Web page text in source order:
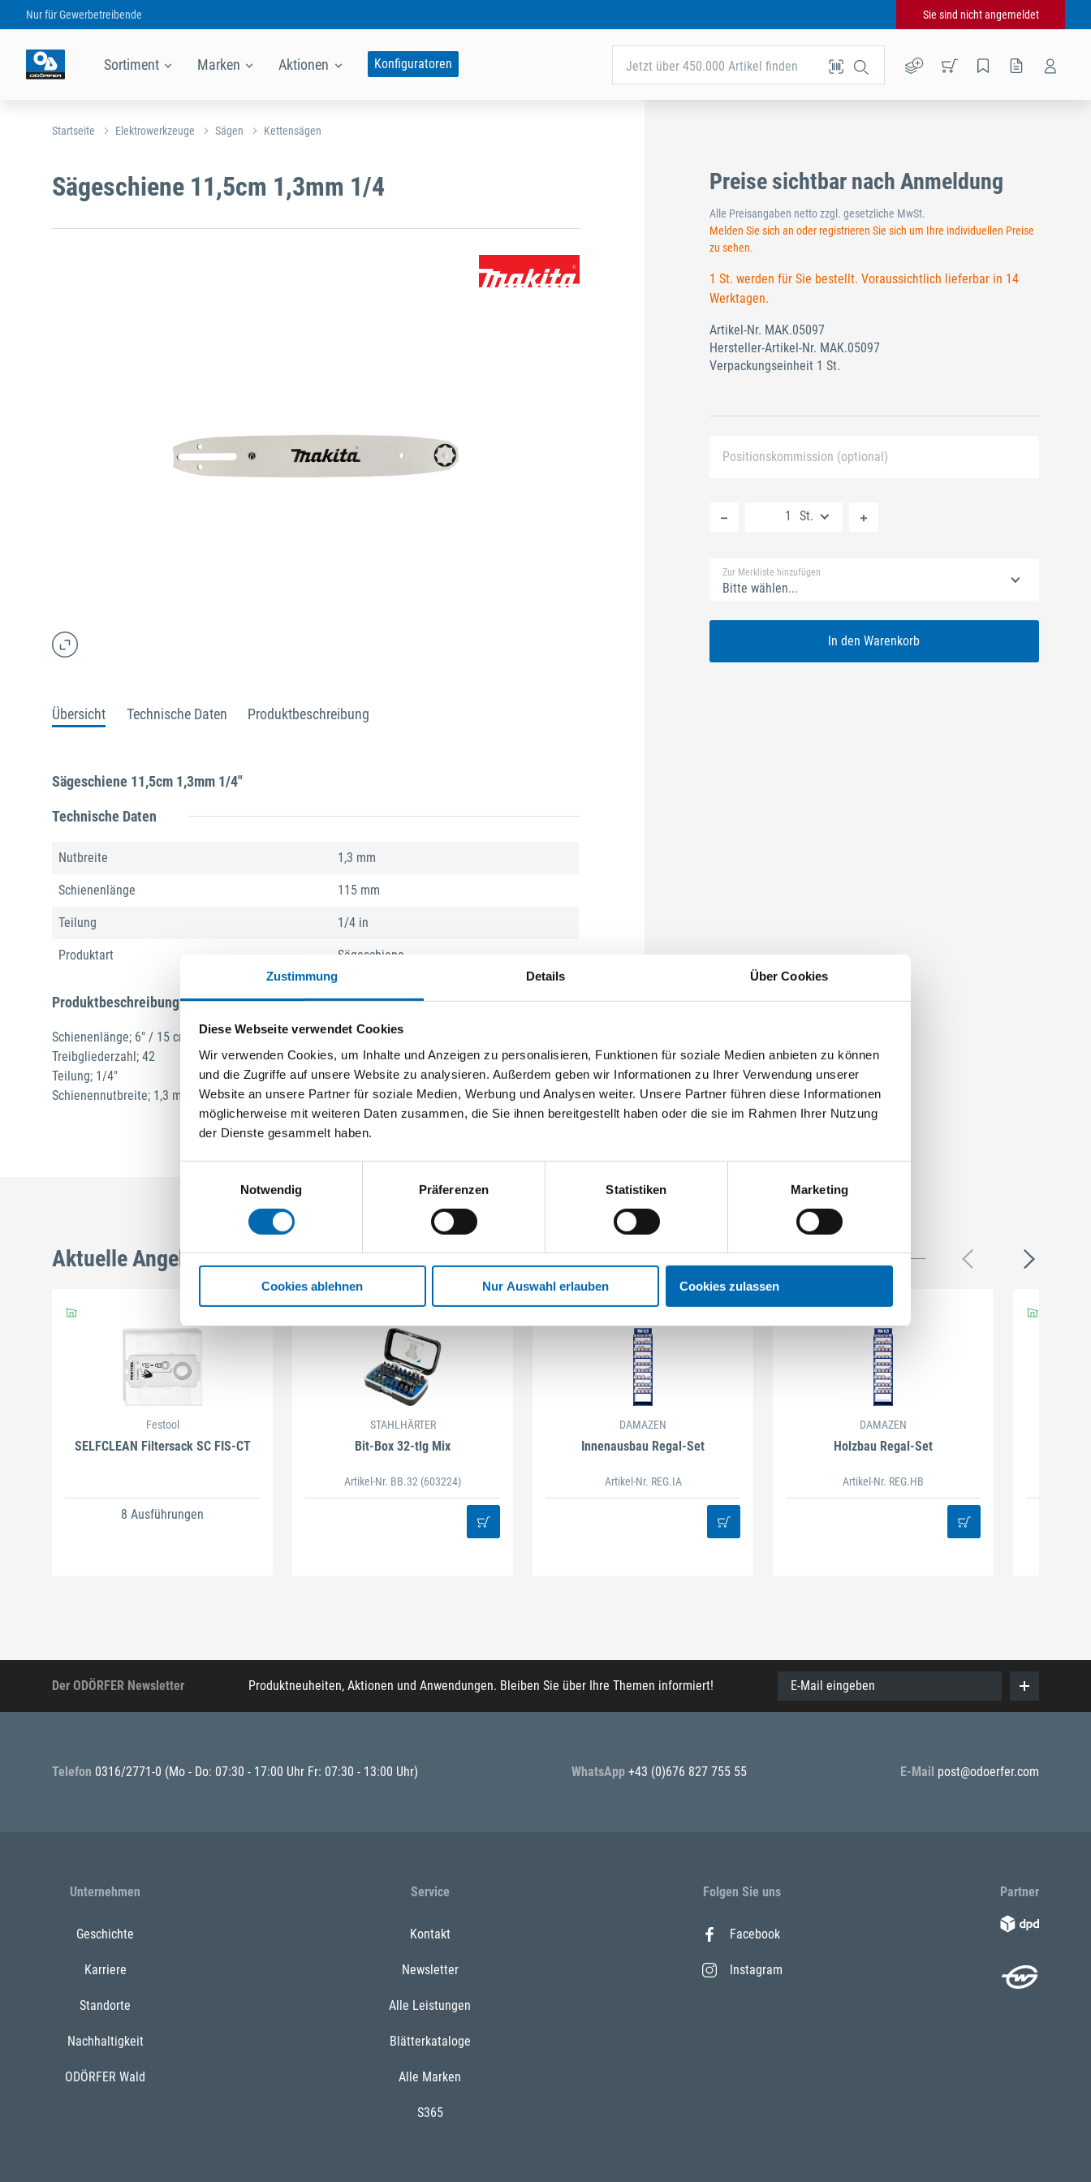
Zustimmung Details Über Cookies
Diese Webseite verwendet Cookies
Wir verwenden Cookies, um Inhalte und Anzeigen zu personalisieren, Funktionen für soziale Medien anbieten zu können
und die Zugriffe auf unsere Website zu analysieren. Außerdem geben wir Informationen zu Ihrer Verwendung unserer
Website an unsere Partner für soziale Medien, Werbung und Analysen weiter. Unsere Partner führen diese Informationen
möglicherweise mit weiteren Daten zusammen, die Sie ihnen bereitgestellt haben oder die sie im Rahmen Ihrer Nutzung
der Dienste gesammelt haben.
Notwendig
Präferenzen Statistiken Marketing
Cookies ablehnen Nur Auswahl erlauben Cookies zulassen
Nur fürGewerbetreibende Sie sind nicht angemeldet
Sortiment Marken Aktionen Konfiguratoren Jetzt über 450.000 Artikel finden
Startseite Elektrowerkzeuge Sägen Kettensägen
Sägeschiene 11,5cm 1,3mm 1/4
Übersicht Technische Daten Produktbeschreibung
Sägeschiene 11,5cm 1,3mm 1/4"
Technische Daten
Nutbreite 1,3 mm
Schienenlänge 115 mm
Teilung 1/4 in
Produktart Sägeschiene
Produktbeschreibung
Schienenlänge; 6" / 15 cm
Treibgliederzahl; 42
Teilung; 1/4"
Schienennutbreite; 1,3 mm
Preise sichtbar nach Anmeldung
Alle Preisangaben netto zzgl. gesetzliche MwSt.
Melden Sie sich an oder registrieren Sie sich um Ihre individuellen Preise
zu sehen.
1 St. werden für Sie bestellt. Voraussichtlich lieferbar in 14
Werktagen.
Artikel-Nr. MAK.05097
Hersteller-Artikel-Nr. MAK.05097
Verpackungseinheit 1 St.
Positionskommission (optional)
St.
Zur Merkliste hinzufügen
Bitte wählen...
In den Warenkorb
Aktuelle Angebote
Festool
SELFCLEAN Filtersack SC FIS-CT
8 Ausführungen
STAHLHÄRTER
Bit-Box 32-tlg Mix
Artikel-Nr. BB.32 (603224)
DAMAZEN
Innenausbau Regal-Set
Artikel-Nr. REG.IA
DAMAZEN
Holzbau Regal-Set
Artikel-Nr. REG.HB
Der ODÖRFER Newsletter Produktneuheiten, Aktionen und Anwendungen. Bleiben Sie über Ihre Themen informiert! E-Mail eingeben
Telefon 0316/2771-0 (Mo - Do: 07:30 - 17:00 Uhr Fr: 07:30 - 13:00 Uhr) WhatsApp +43 (0)676 827 755 55 E-Mail post@odoerfer.com
Unternehmen
Geschichte
Karriere
Standorte
Nachhaltigkeit
ODÖRFER Wald
Service
Kontakt
Newsletter
Alle Leistungen
Blätterkataloge
Alle Marken
S365
Folgen Sie uns
Facebook
Instagram
Partner